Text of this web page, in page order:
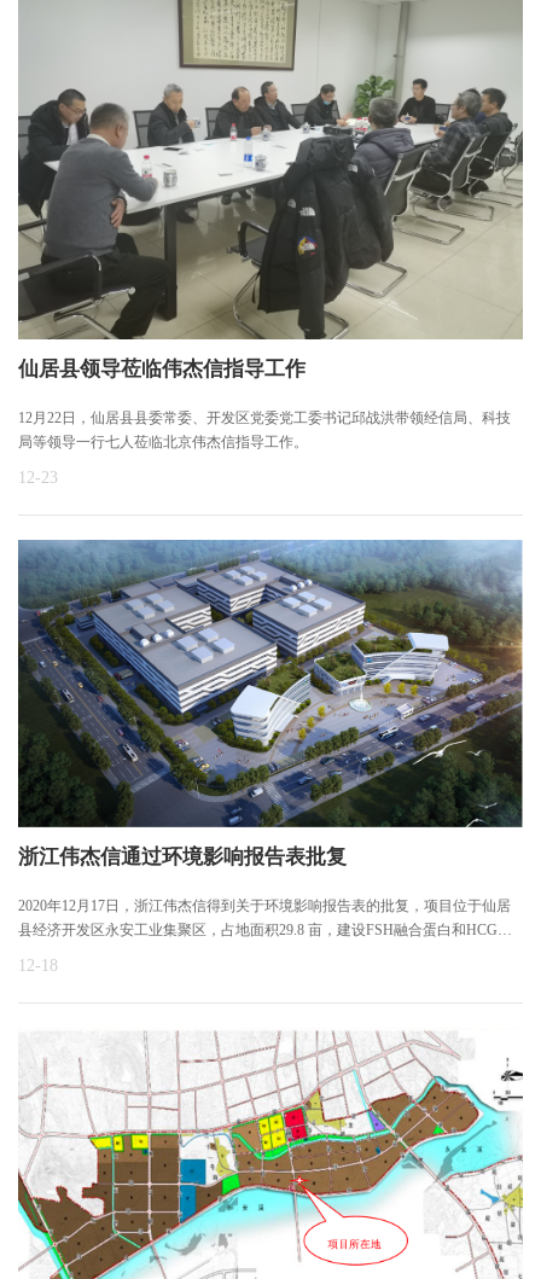
仙居县领导莅临伟杰信指导工作
12月22日，仙居县县委常委、开发区党委党工委书记邱战洪带领经信局、科技
局等领导一行七人莅临北京伟杰信指导工作。
12-23
浙江伟杰信通过环境影响报告表批复
2020年12月17日，浙江伟杰信得到关于环境影响报告表的批复，项目位于仙居
县经济开发区永安工业集聚区，占地面积29.8 亩，建设FSH融合蛋白和HCG两
12-18